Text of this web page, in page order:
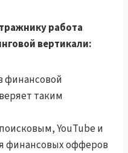
работа
вертикали:
финансовой
таким
YouTube и
финансовых офферов